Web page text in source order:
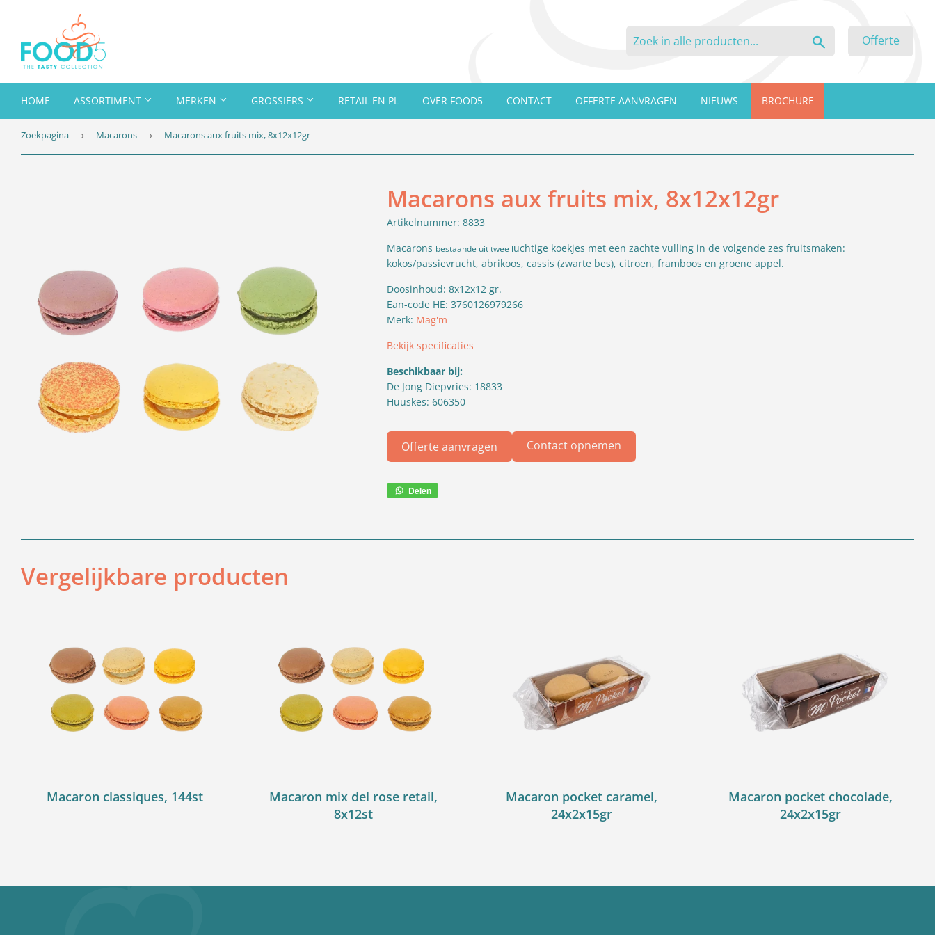
Offerte
HOME ASSORTIMENT MERKEN GROSSIERS RETAIL EN PL OVER FOOD5 CONTACT OFFERTE AANVRAGEN NIEUWS BROCHURE
Zoekpagina › Macarons › Macarons aux fruits mix, 8x12x12gr
Macarons aux fruits mix, 8x12x12gr
Artikelnummer: 8833
Macarons bestaande uit twee luchtige koekjes met een zachte vulling in de volgende zes fruitsmaken:
kokos/passievrucht, abrikoos, cassis (zwarte bes), citroen, framboos en groene appel.
Doosinhoud: 8x12x12 gr.
Ean-code HE: 3760126979266
Merk: Mag'm
Bekijk specificaties
Beschikbaar bij:
De Jong Diepvries: 18833
Huuskes: 606350
Offerte aanvragen Contact opnemen
Delen
Vergelijkbare producten
Macaron classiques, 144st
Macaron mix del rose retail,
8x12st
Macaron pocket caramel,
24x2x15gr
Macaron pocket chocolade,
24x2x15gr